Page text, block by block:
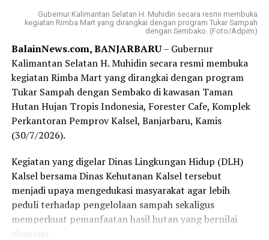
partai politik yang mendapatkan kursi di DPRD Kalsel
atas komitmen bersama yang terjakin. Gubernur juga
mengajak kalangan parpol untuk menjadikan
penyaluran bantuan ini sebagai langkah nyata untuk
memperkuat pendidikan politik bagi masyarakat.
Sementara itu, Kapala Sub Bidang Fasilitasi,
Kelembaban, Pemerintahan, Perwakilan, Partai Politik,
Badan Kesbangpol Provinsi Kalsel, Harry Widiyatmoko
parpol tahun ini mengalami kenaikan dari Rp7.500
menjadi Rp10.000 per suara perolehan Pemilu Legislatif
2024. [adv/adpim]
Post Views: 14
Sebarkan
Gubernur Kalimantan Selatan H. Muhidin secara resmi membuka
kegiatan Rimba Mart yang dirangkai dengan program Tukar Sampah
dengan Sembako. (Foto/Adpim)
BalainNews.com, BANJARBARU– Gubernur
Kalimantan Selatan H. Muhidin secara resmi membuka
kegiatan Rimba Mart yang dirangkai dengan program
Tukar Sampah dengan Sembako di kawasan Taman
Hutan Hujan Tropis Indonesia, Forester Cafe, Komplek
Perkantoran Pemprov Kalsel, Banjarbaru, Kamis
(30/7/2026).
Kegiatan yang digelar Dinas Lingkungan Hidup (DLH)
Kalsel bersama Dinas Kehutanan Kalsel tersebut
menjadi upaya mengedukasi masyarakat agar lebih
peduli terhadap pengelolaan sampah sekaligus
memperkuat pemanfaatan hasil hutan yang bernilai
ekonomi.